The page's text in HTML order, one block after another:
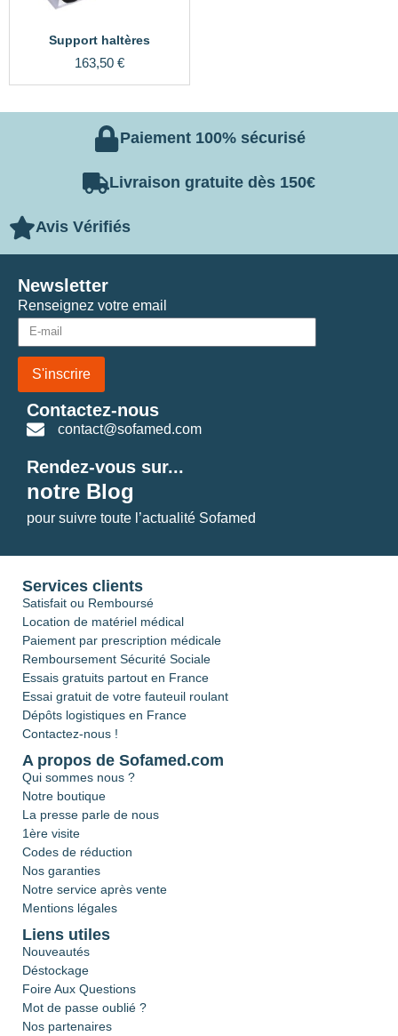
Support haltères
163,50 €
Paiement 100% sécurisé
Livraison gratuite dès 150€
Avis Vérifiés
Renseignez votre email
S'inscrire
Newsletter
Contactez-nous
contact@sofamed.com
Rendez-vous sur...
notre Blog
pour suivre toute l’actualité Sofamed
Services clients
Satisfait ou Remboursé
Location de matériel médical
Paiement par prescription médicale
Remboursement Sécurité Sociale
Essais gratuits partout en France
Essai gratuit de votre fauteuil roulant
Dépôts logistiques en France
Contactez-nous !
A propos de Sofamed.com
Qui sommes nous ?
Notre boutique
La presse parle de nous
1ère visite
Codes de réduction
Nos garanties
Notre service après vente
Mentions légales
Liens utiles
Nouveautés
Déstockage
Foire Aux Questions
Mot de passe oublié ?
Nos partenaires